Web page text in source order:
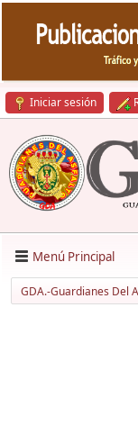
Iniciar sesión
Menú Principal
GDA.-Guardianes Del